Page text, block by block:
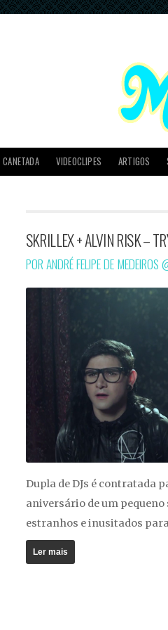
CANETADA VIDEOCLIPES ARTIGOS
SKRILLEX + ALVIN RISK –
POR ANDRÉ FELIPE DE MEDEIROS
Dupla de DJs é contratada
aniversário de um
estranhos e inusitados
Ler mais